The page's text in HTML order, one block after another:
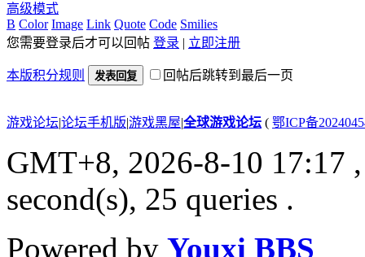
高级模式
B Color Image Link Quote Code Smilies
您需要登录后才可以回帖 登录 | 立即注册
本版积分规则 发表回复 回帖后跳转到最后一页
游戏论坛|论坛手机版|游戏黑屋|全球游戏论坛 ( 鄂ICP备
GMT+8, 2026-8-10 17:17
second(s), 25 queries .
Powered by Youxi BBS